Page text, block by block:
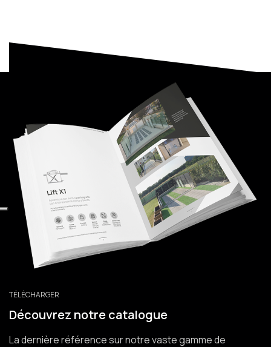
TÉLÉCHARGER
Découvrez notre catalogue
La dernière référence sur notre vaste gamme de